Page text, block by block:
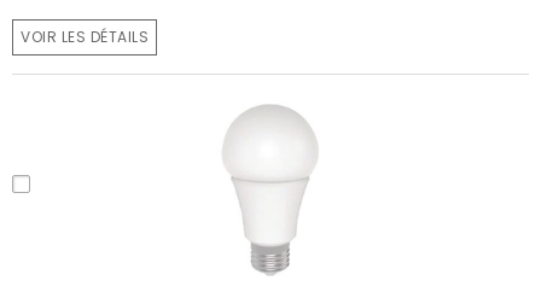
VOIR LES DÉTAILS